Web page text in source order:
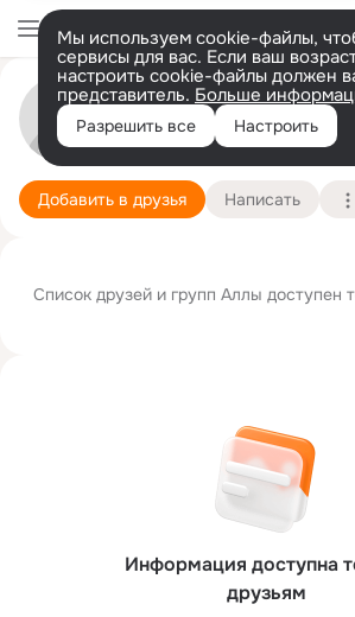
Мы используем cookie-файлы,
сервисы для вас. Если ваш
настроить cookie-файлы должен
представитель. Больше
Разрешить все Настроить
Алла Самарина
2 июля
Добавить в друзья Написать
Информация доступна
друзьям
Список друзей и групп Аллы доступен